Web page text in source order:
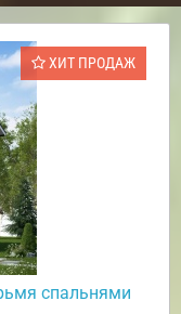
ХИТ ПРОДАЖ
спальнями